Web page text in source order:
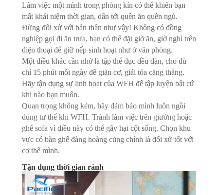
Làm việc một mình trong phòng kín có thể khiến bạn
mất khái niệm thời gian, dẫn tới quên ăn quên ngủ.
Đừng đối xử với bản thân như vậy! Không có đồng
nghiệp gọi đi ăn trưa, bạn có thể đặt giờ ăn, giờ nghỉ trên
điện thoại để giữ nếp sinh hoạt như ở văn phòng.
Một điều khác cần nhớ là tập thể dục đều đặn, cho dù
chỉ 15 phút mỗi ngày để giãn cơ, giải tỏa căng thẳng.
Hãy tận dụng sự linh hoạt của WFH để tập luyện bất cứ
khi nào bạn muốn.
Quan trọng không kém, hãy đảm bảo mình luôn ngồi
đúng tư thế khi WFH. Tránh làm việc trên giường hoặc
ghế sofa vì điều này có thể gây hại cột sống. Chọn khu
vực có bàn ghế đàng hoàng cũng chính là đối xử tốt với
cơ thể mình.
Tận dụng thời gian rảnh